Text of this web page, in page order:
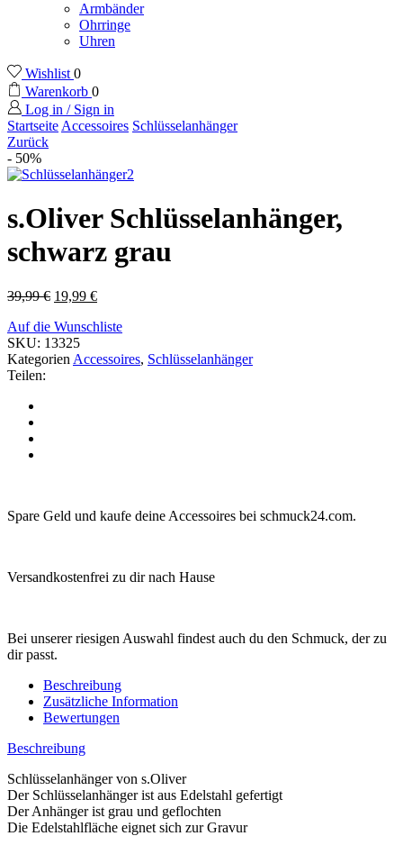
Armbänder
Ohrringe
Uhren
Wishlist 0
Warenkorb 0
Log in / Sign in
Startseite Accessoires Schlüsselanhänger
Zurück
- 50%
s.Oliver Schlüsselanhänger,
schwarz grau
39,99€ 19,99 €
Auf die Wunschliste
SKU: 13325
Kategorien Accessoires, Schlüsselanhänger
Teilen:
Spare Geld und kaufe deine Accessoires bei schmuck24.com.
Versandkostenfrei zu dir nach Hause
Bei unserer riesigen Auswahl findest auch du den Schmuck, der zu
dir passt.
Beschreibung
Zusätzliche Information
Bewertungen
Beschreibung
Schlüsselanhänger von s.Oliver
Der Schlüsselanhänger ist aus Edelstahl gefertigt
Der Anhänger ist grau und geflochten
Die Edelstahlfläche eignet sich zur Gravur